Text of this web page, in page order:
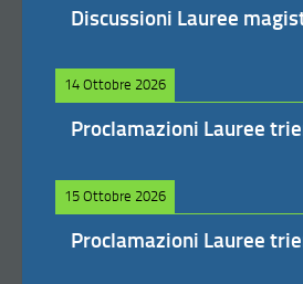
Discussioni Lauree
14 Ottobre 2026
Proclamazioni Lauree
15 Ottobre 2026
Proclamazioni Lauree